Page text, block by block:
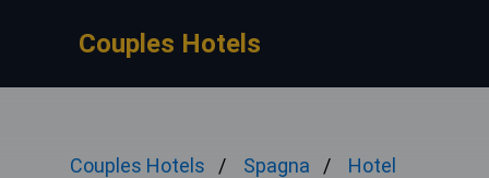
Couples Hotels
Couples Hotels Spagna
Hotel